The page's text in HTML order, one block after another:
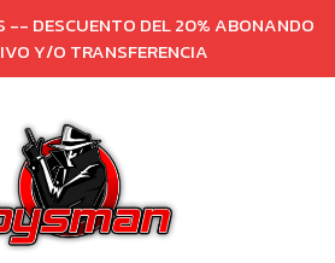
-- DESCUENTO DEL 20% ABONANDO
Y/O TRANSFERENCIA